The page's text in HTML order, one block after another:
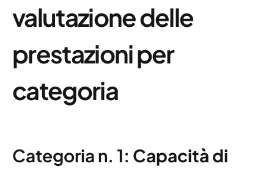
valutazione delle
prestazioni per
categoria
Categoria n. 1: Capacità di